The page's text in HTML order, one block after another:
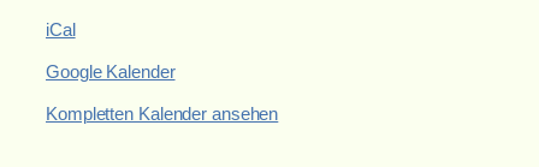
iCal
Google Kalender
Kompletten Kalender ansehen